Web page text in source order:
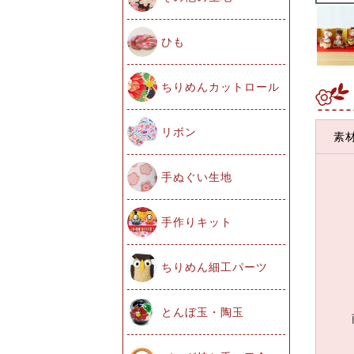
ひも
ちりめんカットロール
リボン
手ぬぐい生地
手作りキット
ちりめん細工パーツ
とんぼ玉・陶玉
素